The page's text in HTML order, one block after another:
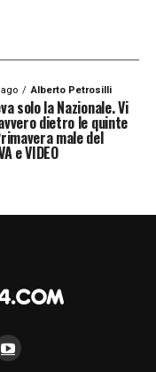
Alberto Petrosilli
solo la Nazionale. Vi
dietro le quinte
male del
e VIDEO